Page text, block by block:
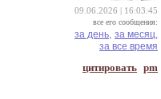
09.06.2026 | 16:03:45
все его сообщения:
за день, за месяц,
за все время
цитировать pm